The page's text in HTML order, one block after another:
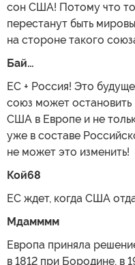
сон США! Потому что
перестанут быть
на стороне такого
Бай…
ЕС + Россия! Это
союз может
США в Европе и не
уже в составе
не может это изменить!
Кой68
ЕС ждет, когда США
Мдамммм
Европа приняла
в 1812 при Бородине, в